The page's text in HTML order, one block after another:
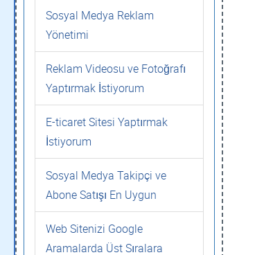
Sosyal Medya Reklam
Yönetimi
Reklam Videosu ve Fotoğrafı
Yaptırmak İstiyorum
E-ticaret Sitesi Yaptırmak
İstiyorum
Sosyal Medya Takipçi ve
Abone Satışı En Uygun
Web Sitenizi Google
Aramalarda Üst Sıralara